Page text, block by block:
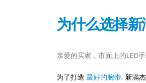
为什么选择
亲爱的买家，市面上的LED
为了打造 最好的腕带, 新满